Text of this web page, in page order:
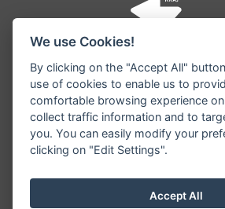
©1996 - 2026 Všechna práva
zveřejňovaných informací a
We use Cookies!
By clicking on the "Accept All"
use of cookies to enable us to
comfortable browsing experience
collect traffic information and to
you. You can easily modify your
clicking on "Edit Settings".
Accept All